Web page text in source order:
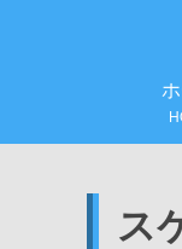
ス